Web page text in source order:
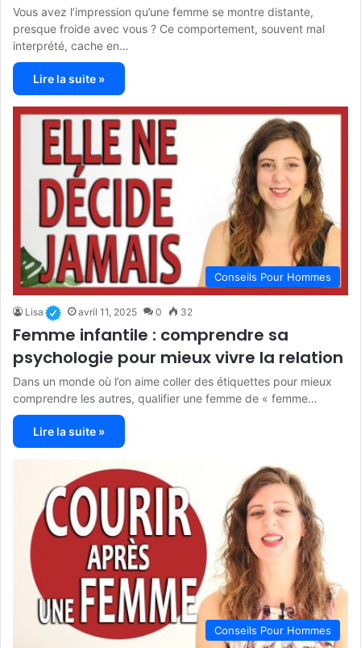
Vous avez l’impression qu’une femme se montre distante,
presque froide avec vous ? Ce comportement, souvent mal
interprété, cache en…
Lire la suite »
Conseils Pour Hommes
Lisa avril 11, 2025 0 32
Femme infantile : comprendre sa
psychologie pour mieux vivre la relation
Dans un monde où l’on aime coller des étiquettes pour mieux
comprendre les autres, qualifier une femme de « femme…
Lire la suite »
Conseils Pour Hommes